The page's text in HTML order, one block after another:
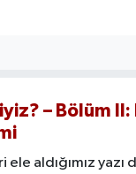
– Bölüm
ele aldığımız